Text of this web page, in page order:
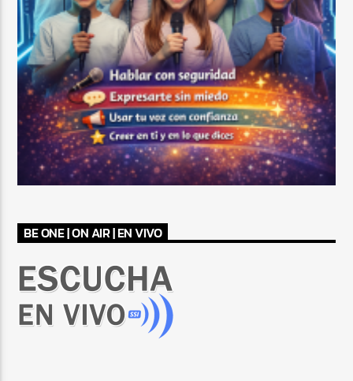
BE ONE | ON AIR | EN VIVO